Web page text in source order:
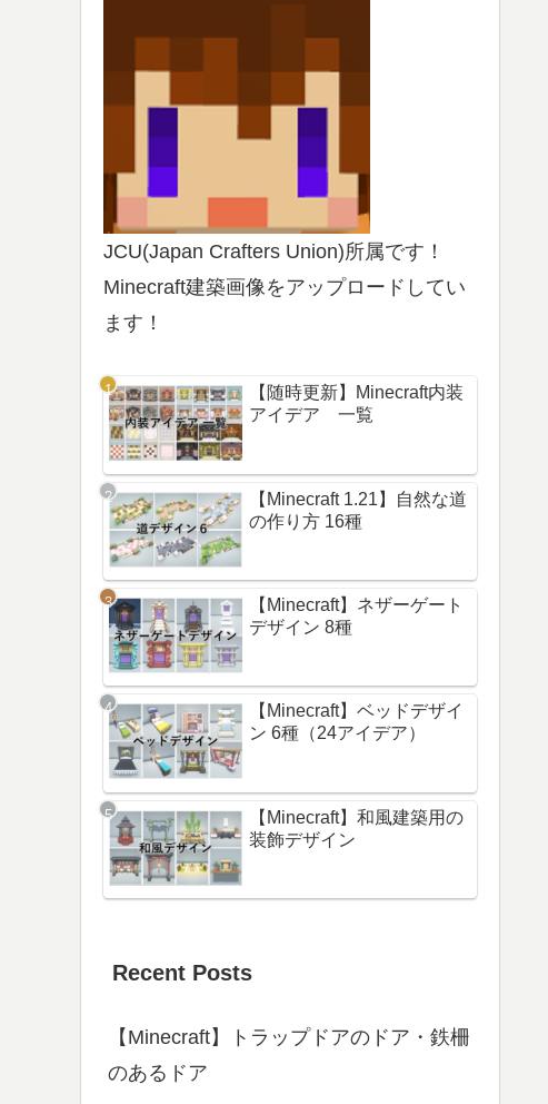
JCU(Japan Crafters Union)所属です！
Minecraft建築画像をアップロードしてい
ます！
【随時更新】Minecraft内装
アイデア 一覧
【Minecraft 1.21】自然な道
の作り方 16種
【Minecraft】ネザーゲート
デザイン 8種
【Minecraft】ベッドデザイ
ン 6種（24アイデア）
【Minecraft】和風建築用の
装飾デザイン
Recent Posts
【Minecraft】トラップドアのドア・鉄柵
のあるドア